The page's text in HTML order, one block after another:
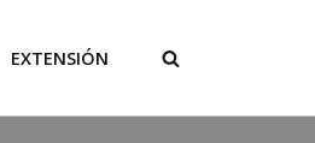
EXTENSIÓN